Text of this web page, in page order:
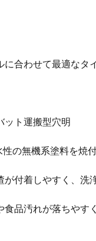
合わせて最適なタ
ット運搬型穴明
の無機系塗料を焼
付着しやすく、洗
品汚れが落ちやす